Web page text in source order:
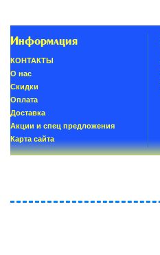
Информация
КОНТАКТЫ
О нас
Скидки
Oплатa
Доставка
Акции и спец предложения
Карта сайта